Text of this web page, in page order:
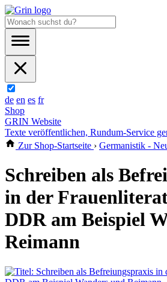
de en es fr
Shop
GRIN Website
Texte veröffentlichen, Rundum-Service
Zur Shop-Startseite › Germanistik -
Schreiben als
in der
DDR am Beispiel
Reimann